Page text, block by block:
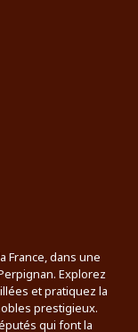
France, dans une
Explorez
et pratiquez la
prestigieux.
qui font la